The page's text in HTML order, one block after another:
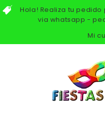
Hola! Realiza tu
via whatsapp -
Mi